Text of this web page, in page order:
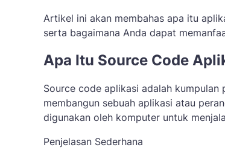
Artikel ini akan membahas apa itu
serta bagaimana Anda dapat
Apa Itu Source Code
Source code aplikasi adalah
membangun sebuah aplikasi atau
digunakan oleh komputer untuk
Penjelasan Sederhana